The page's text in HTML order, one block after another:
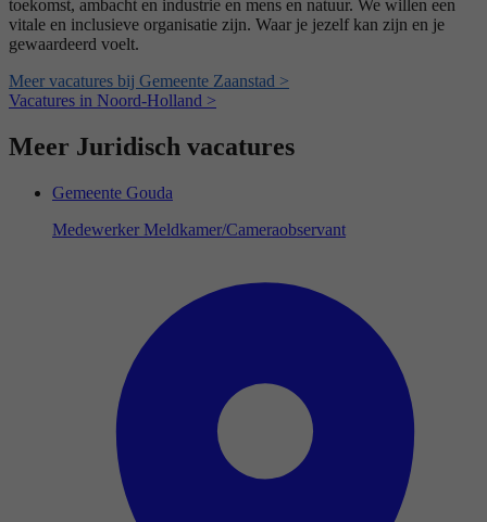
toekomst, ambacht en industrie en mens en natuur. We willen een
vitale en inclusieve organisatie zijn. Waar je jezelf kan zijn en je
gewaardeerd voelt.
Meer vacatures bij Gemeente Zaanstad >
Vacatures in Noord-Holland >
Meer Juridisch vacatures
Gemeente Gouda
Medewerker Meldkamer/Cameraobservant